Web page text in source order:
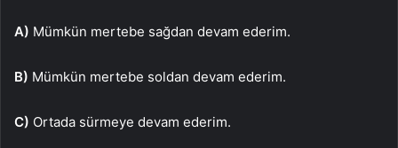
A) Mümkün mertebe sağdan devam ederim.
B) Mümkün mertebe soldan devam ederim.
C) Ortada sürmeye devam ederim.